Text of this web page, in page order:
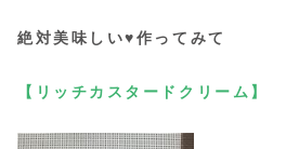
絶対美味しい♥作ってみて
【リッチカスタードクリーム】